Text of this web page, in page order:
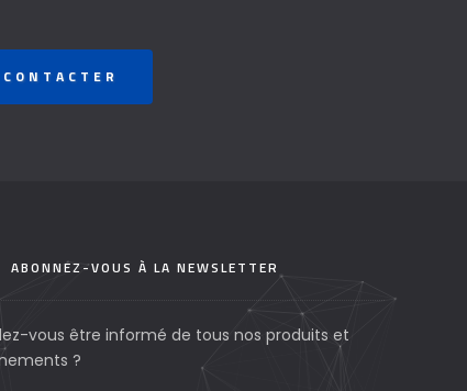
OF
CONTACTER
ABONNEZ-VOUS À LA NEWSLETTER
vous être informé de tous nos produits et
?